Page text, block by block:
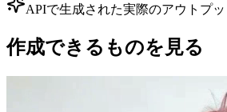
APIで生成された実際のアウトプッ
作成できるものを見る